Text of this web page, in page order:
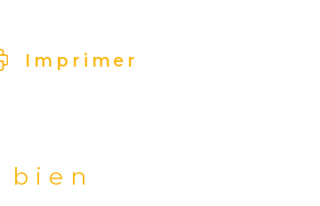
Imprimer
bien